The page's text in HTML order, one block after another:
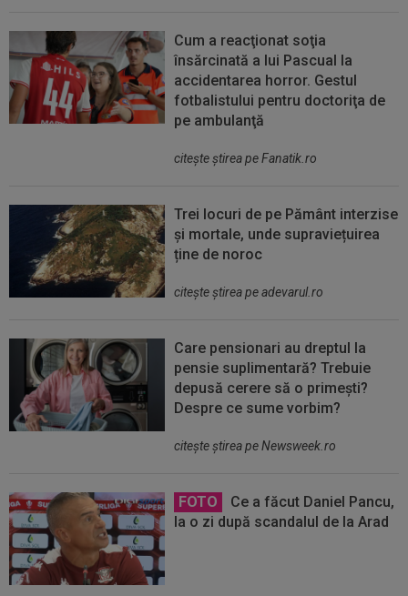
Cum a reacţionat soţia
însărcinată a lui Pascual la
accidentarea horror. Gestul
fotbalistului pentru doctoriţa de
pe ambulanţă
citeşte ştirea pe Fanatik.ro
Trei locuri de pe Pământ interzise
și mortale, unde supraviețuirea
ține de noroc
citeşte ştirea pe adevarul.ro
Care pensionari au dreptul la
pensie suplimentară? Trebuie
depusă cerere să o primești?
Despre ce sume vorbim?
citeşte ştirea pe Newsweek.ro
FOTO
Ce a făcut Daniel Pancu,
la o zi după scandalul de la Arad